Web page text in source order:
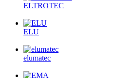
ELTROTEC
ELU
elumatec